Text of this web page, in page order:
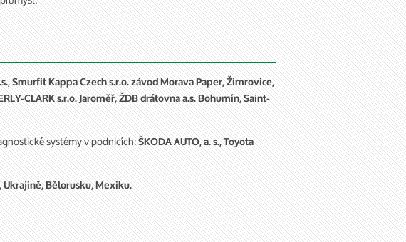
Smurfit Kappa Czech s.r.o. závod Morava Paper, Žimrovice,
CLARK s.r.o. Jaroměř, ŽDB drátovna a.s. Bohumín,Saint-
systémy v podnicích:ŠKODA AUTO, a. s., Toyota
Ukrajině, Bělorusku, Mexiku.